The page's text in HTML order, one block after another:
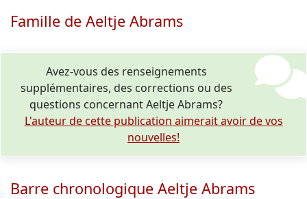
Famille de Aeltje Abrams
Avez-vous des renseignements
supplémentaires, des corrections ou des
questions concernant Aeltje Abrams?
L'auteur de cette publication aimerait avoir de vos
nouvelles!
Barre chronologique Aeltje Abrams